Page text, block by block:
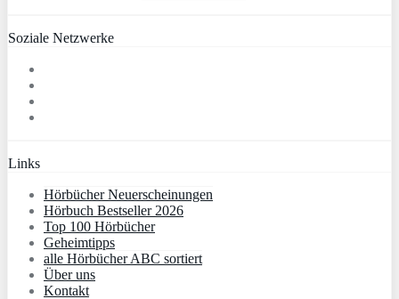
Soziale Netzwerke
Links
Hörbücher Neuerscheinungen
Hörbuch Bestseller 2026
Top 100 Hörbücher
Geheimtipps
alle Hörbücher ABC sortiert
Über uns
Kontakt